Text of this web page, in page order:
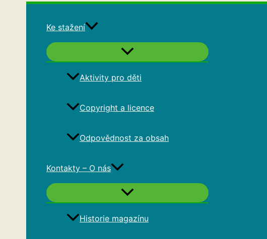
Ke stažení
Aktivity pro děti
Copyright a licence
Odpovědnost za obsah
Kontakty – O nás
Historie magazínu